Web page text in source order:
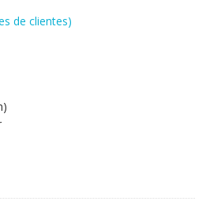
de clientes)